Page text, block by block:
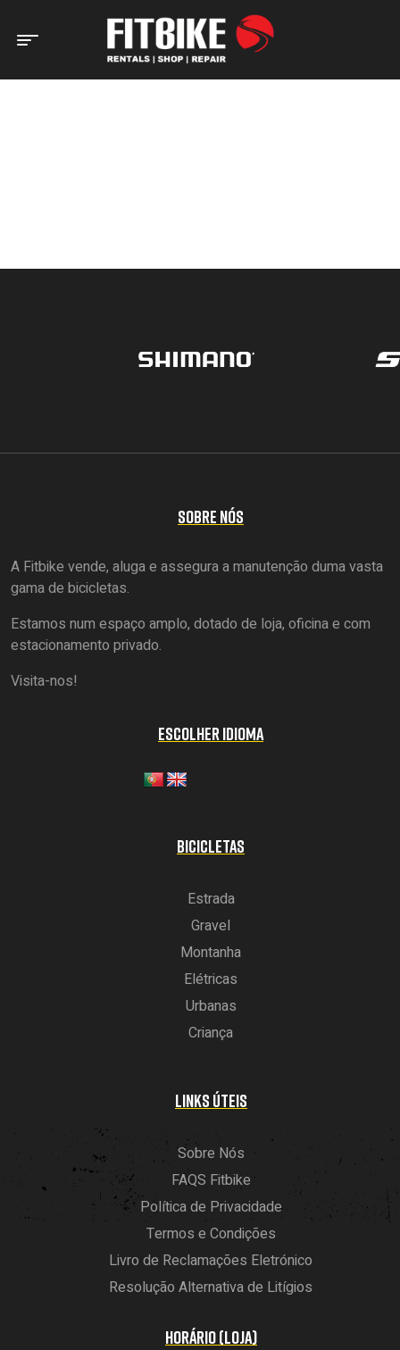
Home Page News
SOBRE NÓS
A Fitbike vende, aluga e assegura a manutenção duma vasta
gama de bicicletas.
Estamos num espaço amplo, dotado de loja, oficina e com
estacionamento privado.
Visita-nos!
ESCOLHER IDIOMA
BICICLETAS
Estrada
Gravel
Montanha
Elétricas
Urbanas
Criança
LINKS ÚTEIS
Sobre Nós
FAQS Fitbike
Política de Privacidade
Termos e Condições
Livro de Reclamações Eletrónico
Resolução Alternativa de Litígios
HORÁRIO (LOJA)